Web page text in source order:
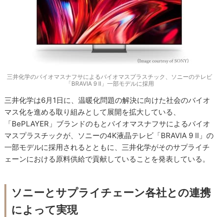
三井化学のバイオマスナフサによるバイオマスプラスチック、ソニーのテレビ
「BRAVIA 9 II」一部モデルに採用
三井化学は6月1日に、温暖化問題の解決に向けた社会のバイオ
マス化を進める取り組みとして展開を拡大している、
「BePLAYER」ブランドのもとバイオマスナフサによるバイオ
マスプラスチックが、ソニーの4K液晶テレビ「BRAVIA 9 II」の
一部モデルに採用されるとともに、三井化学がそのサプライチ
ェーンにおける原料供給で貢献していることを発表している。
ソニーとサプライチェーン各社との連携
によって実現